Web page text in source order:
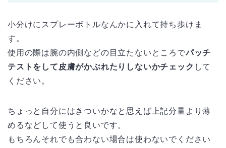
小分けにスプレーボトルなんかに入れて持ち歩けま
す。
使用の際は腕の内側などの目立たないところでパッチ
テストをして皮膚がかぶれたりしないかチェック して
ください。
ちょっと自分にはきついかなと思えば上記分量より薄
めるなどして使うと良いです。
もちろんそれでも合わない場合は使わないでください